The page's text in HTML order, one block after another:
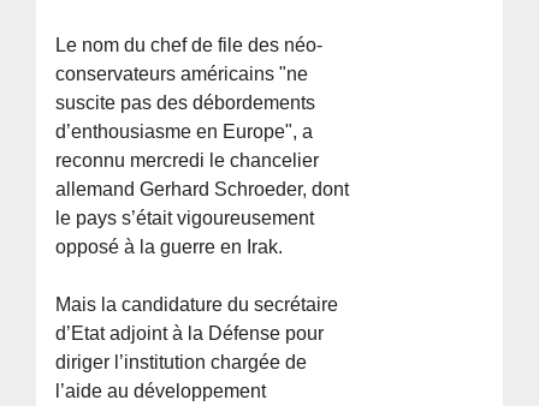
Le nom du chef de file des néo-
conservateurs américains "ne
suscite pas des débordements
d’enthousiasme en Europe", a
reconnu mercredi le chancelier
allemand Gerhard Schroeder, dont
le pays s’était vigoureusement
opposé à la guerre en Irak.
Mais la candidature du secrétaire
d’Etat adjoint à la Défense pour
diriger l’institution chargée de
l’aide au développement